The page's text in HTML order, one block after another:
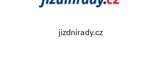
jizdnirady.cz